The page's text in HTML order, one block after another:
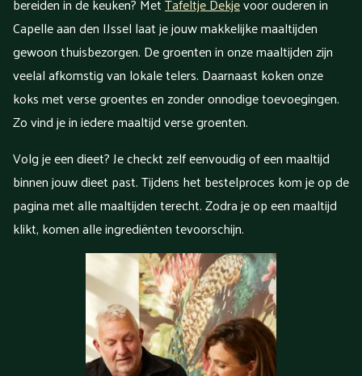
Capelle aan den IJssel laat je jouw makkelijke maaltijden
gewoon thuisbezorgen. De groenten in onze maaltijden zijn
veelal afkomstig van lokale telers. Daarnaast koken onze
koks met verse groentes en zonder onnodige toevoegingen.
Zo vind je in iedere maaltijd verse groenten.
Volg je een dieet? Je checkt zelf eenvoudig of een maaltijd
binnen jouw dieet past. Tijdens het bestelproces kom je op de
pagina met alle maaltijden terecht. Zodra je op een maaltijd
klikt, komen alle ingrediënten tevoorschijn.